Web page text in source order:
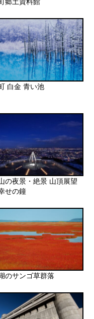
郷土資料館
白金 青い池
の夜景・絶景 山頂展望
せの鐘
のサンゴ草群落